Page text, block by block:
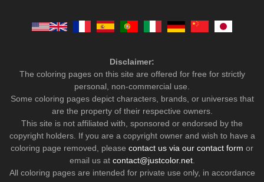
Disclaimer:
The coloring pages on this site are offered for free for strictly
personal, non-commercial use.
Some coloring pages depict characters, brands, or universes that
are the property of their respective owners.
This site is not affiliated with, sponsored or endorsed by the
copyright holders. If you are a copyright owner and wish to have a
coloring page removed, please contact us via our contact form or
email us at contact@justcolor.net.
All coloring pages are intended for private use only, in accordance